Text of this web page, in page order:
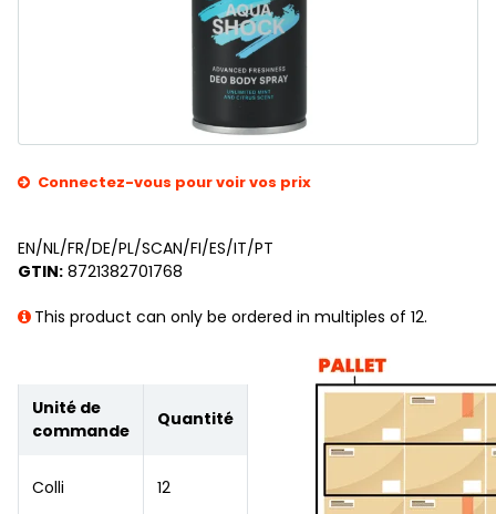
Connectez-vous pour voir vos prix
EN/NL/FR/DE/PL/SCAN/FI/ES/IT/PT
GTIN: 8721382701768
This product can only be ordered in multiples of 12.
Unité de
commande
Quantité
Colli 12